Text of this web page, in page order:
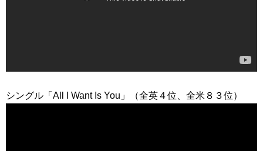
シングル「All I Want Is You」（全英４位、全米８３位）